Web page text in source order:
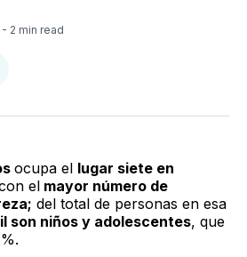
- 2 min read
ocupa el lugar siete en
el mayor número de
del total de personas en esa
son niños y adolescentes, que